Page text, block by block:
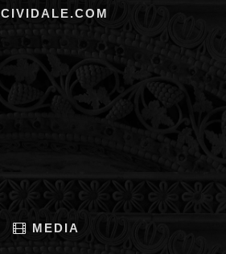
CIVIDALE.COM
MEDIA